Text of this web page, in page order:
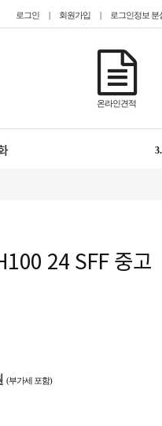
로그인 | 회원가입 | 로그인정보 분
온라인견적
24 SFF 중고
(부가세 포함)